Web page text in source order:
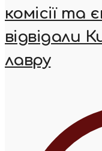
комісії та
відвідали
лавру